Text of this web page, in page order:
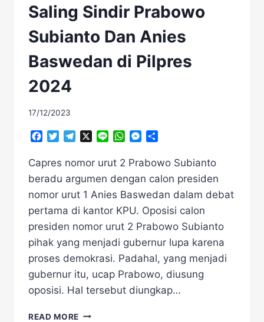
Saling Sindir Prabowo
Subianto Dan Anies
Baswedan di Pilpres
2024
17/12/2023
Facebook
TwitterTelegramLine WhatsAppMessenger
Capres nomor urut 2 Prabowo Subianto
beradu argumen dengan calon presiden
nomor urut 1 Anies Baswedan dalam debat
pertama di kantor KPU. Oposisi calon
presiden nomor urut 2 Prabowo Subianto
pihak yang menjadi gubernur lupa karena
proses demokrasi. Padahal, yang menjadi
gubernur itu, ucap Prabowo, diusung
oposisi. Hal tersebut diungkap…
READ MORE SALING